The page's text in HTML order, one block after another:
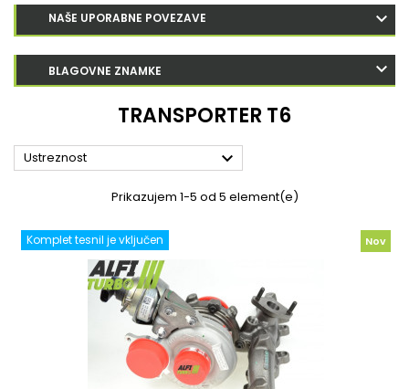
NAŠE UPORABNE POVEZAVE
BLAGOVNE ZNAMKE
TRANSPORTER T6
Ustreznost 
Prikazujem 1-5 od 5 element(e)
Komplet tesnil je vključen Nov